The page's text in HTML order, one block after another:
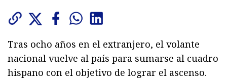
Tras ocho años en el extranjero, el volante
nacional vuelve al país para sumarse al cuadro
hispano con el objetivo de lograr el ascenso.